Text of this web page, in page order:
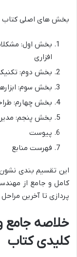
بخش های اصلی کتاب
بخش اول:
افزاری
بخش دوم:
بخش سوم:
بخش چهارم:
بخش پنجم:
پیوست
فهرست منابع
این تقسیم بندی
کامل و جامع از
پردازی تا آخرین
خلاصه
کلیدی کتاب